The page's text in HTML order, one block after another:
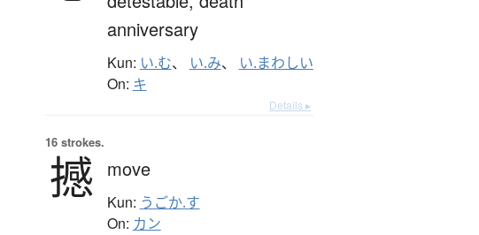
anniversary
Kun: い.む、 い.み、 い.まわしい
On: キ
Details ▸
16 strokes.
撼 move
Kun: うごか.す
On: カン